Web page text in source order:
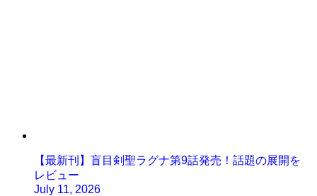
【最新刊】盲目剣聖ラグナ第9話発売！話題の展開を
レビュー
July 11, 2026